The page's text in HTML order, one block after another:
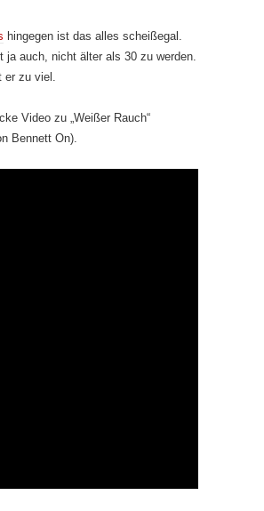
hingegen ist das alles scheißegal.
ja auch, nicht älter als 30 zu werden.
er zu viel.
Video zu „Weißer Rauch“
Bennett On).